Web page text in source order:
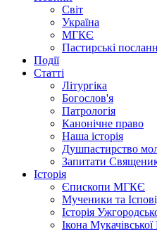
Світ
Україна
МГКЄ
Пастирські
Події
Статті
Літургіка
Богослов'я
Патрологія
Канонічне право
Наша історія
Душпастирство
Запитати
Історія
Єпископи МГКЄ
Мученики та
Історія
Ікона